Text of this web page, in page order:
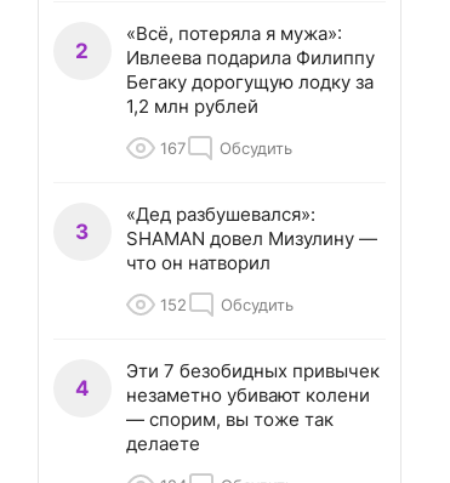
2
«Всё, потеряла я мужа»:
Ивлеева подарила Филиппу
Бегаку дорогущую лодку за
1,2 млн рублей
167 Обсудить
3
«Дед разбушевался»:
SHAMAN довел Мизулину —
что он натворил
152 Обсудить
4
Эти 7 безобидных привычек
незаметно убивают колени
— спорим, вы тоже так
делаете